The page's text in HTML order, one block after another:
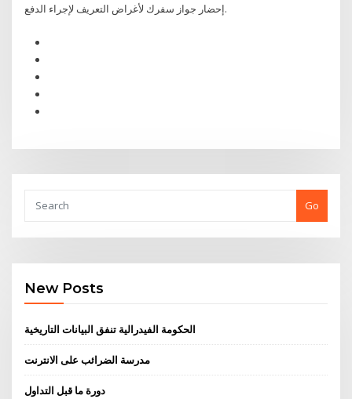
إحضار جواز سفرك لأغراض التعريف لإجراء الدفع.
Go
New Posts
الحكومة الفيدرالية تنفق البيانات التاريخية
مدرسة الضرائب على الانترنت
دورة ما قبل التداول